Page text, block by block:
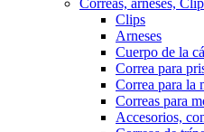
Correas, arneses,
Clips
Arneses
Cuerpo de la
Correa para
Correa para la
Correas para
Accesorios,